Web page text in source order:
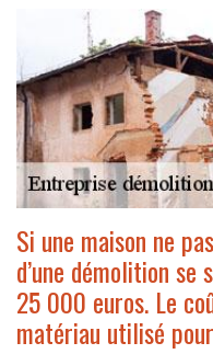
Si une maison ne
d’une démolition
25 000 euros. Le
matériau utilisé